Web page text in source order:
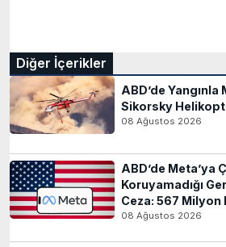
Diğer İçerikler
ABD’de
Sikorsky
08 Ağustos 2026
ABD’de Meta’ya
Koruyamadığı
Ceza: 567 Milyon
08 Ağustos 2026